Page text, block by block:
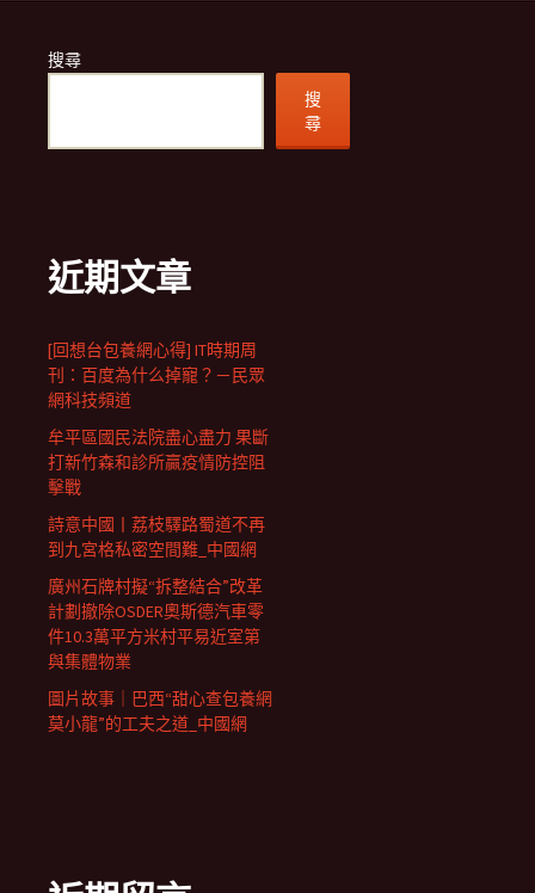
搜尋
搜
尋
近期文章
[回想台包養網心得] IT時期周
刊：百度為什么掉寵？－民眾
網科技頻道
牟平區國民法院盡心盡力 果斷
打新竹森和診所贏疫情防控阻
擊戰
詩意中國丨荔枝驛路蜀道不再
到九宮格私密空間難_中國網
廣州石牌村擬“拆整結合”改革
計劃撤除OSDER奧斯德汽車零
件10.3萬平方米村平易近室第
與集體物業
圖片故事｜巴西“甜心查包養網
莫小龍”的工夫之道_中國網